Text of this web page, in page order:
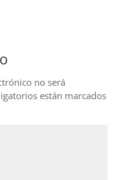
no será
están marcados